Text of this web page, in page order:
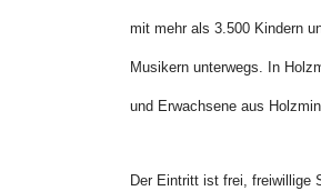
mit mehr als 3.500 Kindern
Musikern unterwegs. In
und Erwachsene aus
Der Eintritt ist frei, freiwillige